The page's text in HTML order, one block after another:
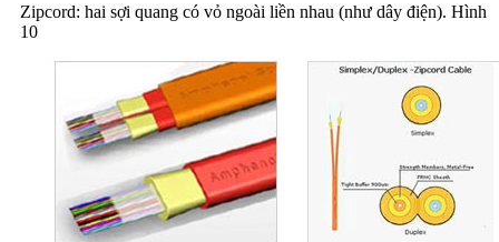
Zipcord: hai sợi quang có vỏ ngoài liền nhau (như dây điện). Hình
10